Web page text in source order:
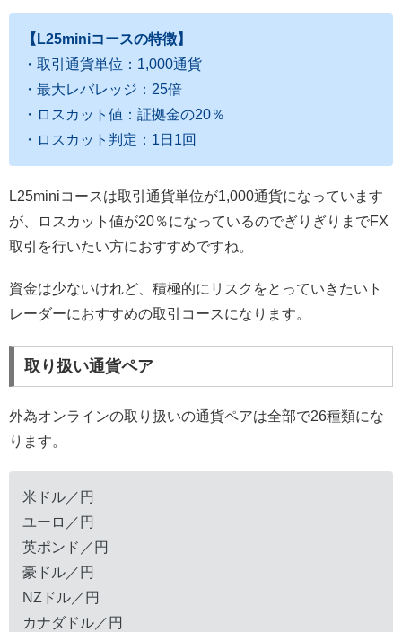
【L25miniコースの特徴】
・取引通貨単位：1,000通貨
・最大レバレッジ：25倍
・ロスカット値：証拠金の20％
・ロスカット判定：1日1回
L25miniコースは取引通貨単位が1,000通貨になっています
が、ロスカット値が20％になっているのでぎりぎりまでFX
取引を行いたい方におすすめですね。
資金は少ないけれど、積極的にリスクをとっていきたいト
レーダーにおすすめの取引コースになります。
取り扱い通貨ペア
外為オンラインの取り扱いの通貨ペアは全部で26種類にな
ります。
米ドル／円
ユーロ／円
英ポンド／円
豪ドル／円
NZドル／円
カナダドル／円